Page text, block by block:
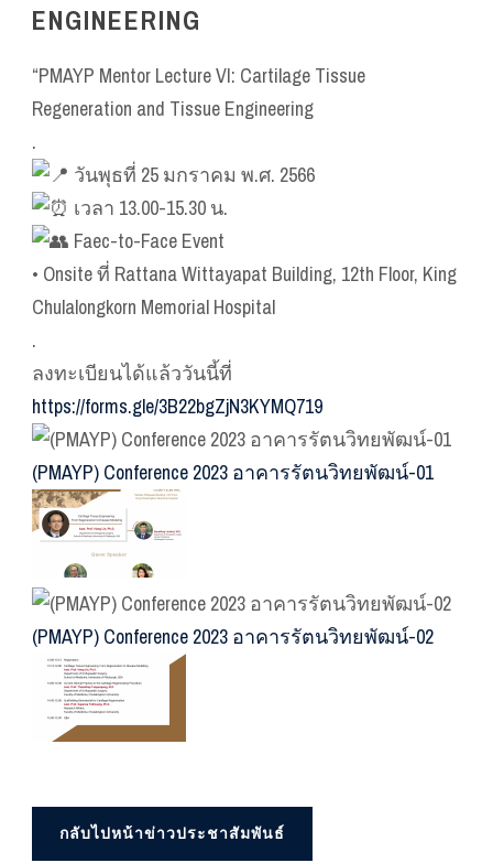
ENGINEERING
“PMAYP Mentor Lecture VI: Cartilage Tissue
Regeneration and Tissue Engineering
.
วันพุธที่ 25 มกราคม พ.ศ. 2566
เวลา 13.00-15.30 น.
Faec-to-Face Event
• Onsite ที่ Rattana Wittayapat Building, 12th Floor, King
Chulalongkorn Memorial Hospital
.
ลงทะเบียนได้แล้ววันนี้ที่
https://forms.gle/3B22bgZjN3KYMQ719
(PMAYP) Conference 2023 อาคารรัตนวิทยพัฒน์-01
(PMAYP) Conference 2023 อาคารรัตนวิทยพัฒน์-02
กลับไปหน้าข่าวประชาสัมพันธ์